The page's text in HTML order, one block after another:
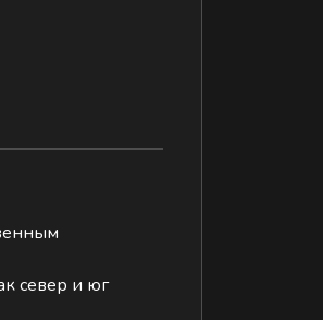
север и юг